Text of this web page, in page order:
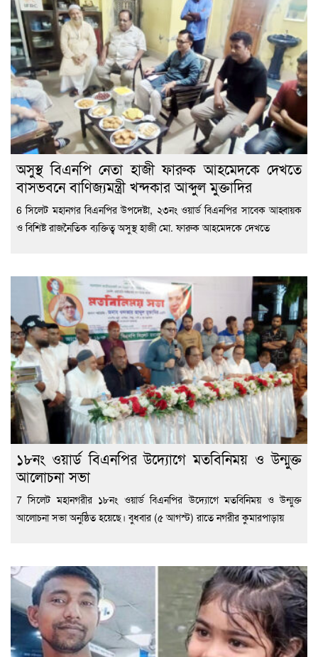
অসুস্থ বিএনপি নেতা হাজী ফারুক আহমেদকে দেখতে
বাসভবনে বাণিজ্যমন্ত্রী খন্দকার আব্দুল মুক্তাদির
6 সিলেট মহানগর বিএনপির উপদেষ্টা, ২৩নং ওয়ার্ড বিএনপির সাবেক আহ্বায়ক
ও বিশিষ্ট রাজনৈতিক ব্যক্তিত্ব অসুস্থ হাজী মো. ফারুক আহমেদকে দেখতে
১৮নং ওয়ার্ড বিএনপির উদ্যোগে মতবিনিময় ও উন্মুক্ত
আলোচনা সভা
7 সিলেট মহানগরীর ১৮নং ওয়ার্ড বিএনপির উদ্যোগে মতবিনিময় ও উন্মুক্ত
আলোচনা সভা অনুষ্ঠিত হয়েছে। বুধবার (৫ আগস্ট) রাতে নগরীর কুমারপাড়ায়